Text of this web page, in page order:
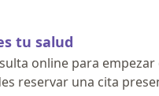
tu salud
online para
reservar una cita